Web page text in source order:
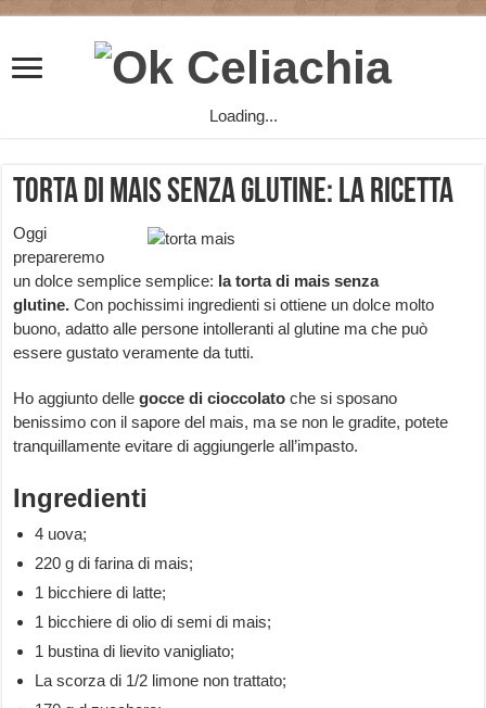
Loading...
Torta di mais senza glutine: la ricetta
Oggi
prepareremo
un dolce semplice semplice: la torta di mais senza
glutine. Con pochissimi ingredienti si ottiene un dolce molto
buono, adatto alle persone intolleranti al glutine ma che può
essere gustato veramente da tutti.
Ho aggiunto delle gocce di cioccolato che si sposano
benissimo con il sapore del mais, ma se non le gradite, potete
tranquillamente evitare di aggiungerle all’impasto.
Ingredienti
4 uova;
220 g di farina di mais;
1 bicchiere di latte;
1 bicchiere di olio di semi di mais;
1 bustina di lievito vanigliato;
La scorza di 1/2 limone non trattato;